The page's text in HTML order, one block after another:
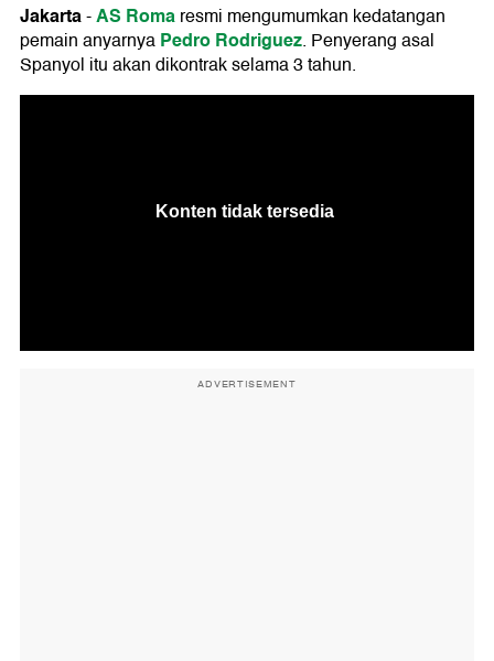
Jakarta-AS Romaresmi mengumumkan kedatangan
pemain anyarnyaPedro Rodriguez. Penyerang asal
Spanyol itu akan dikontrak selama 3 tahun.
ADVERTISEMENT